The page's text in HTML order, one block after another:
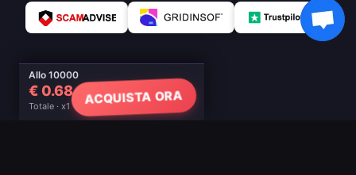
Allo 10000
€ 0.68
Totale · x1
ACQUISTA ORA